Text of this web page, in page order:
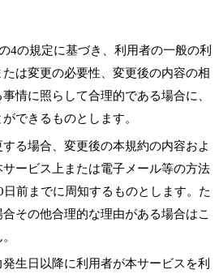
4の規定に基づき、利用者の一般の利
は変更の必要性、変更後の内容の相
情に照らして合理的である場合に、
できるものとします。
る場合、変更後の本規約の内容およ
ービス上または電子メール等の方法
前までに周知するものとします。た
その他合理的な理由がある場合はこ
生日以降に利用者が本サービスを利